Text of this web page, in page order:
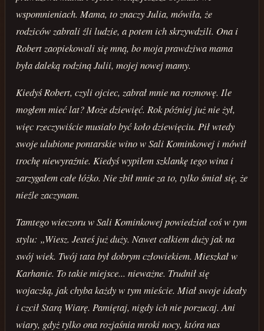
wspomnieniach. Mama, to znaczy Julia, mówiła, że
rodziców zabrali źli ludzie, a potem ich skrzywdzili. Ona i
Robert zaopiekowali się mną, bo moja prawdziwa mama
była daleką rodziną Julii, mojej nowej mamy.
Kiedyś Robert, czyli ojciec, zabrał mnie na rozmowę. Ile
mogłem mieć lat? Może dziewięć. Rok później już nie żył,
więc rzeczywiście musiało być koło dziewięciu. Pił wtedy
swoje ulubione pontarskie wino w Sali Kominkowej i mówił
trochę niewyraźnie. Kiedyś wypiłem szklankę tego wina i
zarzygałem całe łóżko. Nie zbił mnie za to, tylko śmiał się, że
nieźle zaczynam.
Tamtego wieczoru w Sali Kominkowej powiedział coś w tym
stylu: „Wiesz. Jesteś już duży. Nawet całkiem duży jak na
swój wiek. Twój tata był dobrym człowiekiem. Mieszkał w
Karhanie. To takie miejsce... nieważne. Trudnił się
wojaczką, jak chyba każdy w tym mieście. Miał swoje ideały
i czcił Starą Wiarę. Pamiętaj, nigdy ich nie porzucaj. Ani
wiary, gdyż tylko ona rozjaśnia mroki nocy, która nas